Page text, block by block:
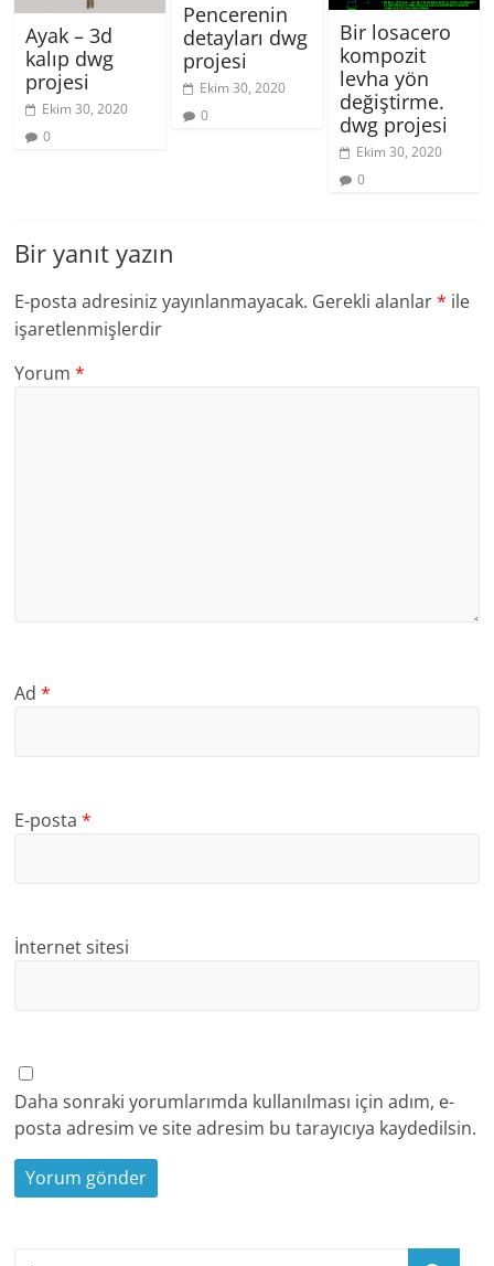
Ayak – 3d
kalıp dwg
projesi
Ekim 30, 2020
0
Pencerenin
detayları dwg
projesi
Ekim 30, 2020
0
Bir losacero
kompozit
levha yön
değiştirme.
dwg projesi
Ekim 30, 2020
0
Bir yanıt yazın
E-posta adresiniz yayınlanmayacak. Gerekli alanlar* ile
işaretlenmişlerdir
Yorum*
Ad*
E-posta*
İnternet sitesi
Daha sonraki yorumlarımda kullanılması için adım, e-
posta adresim ve site adresim bu tarayıcıya kaydedilsin.